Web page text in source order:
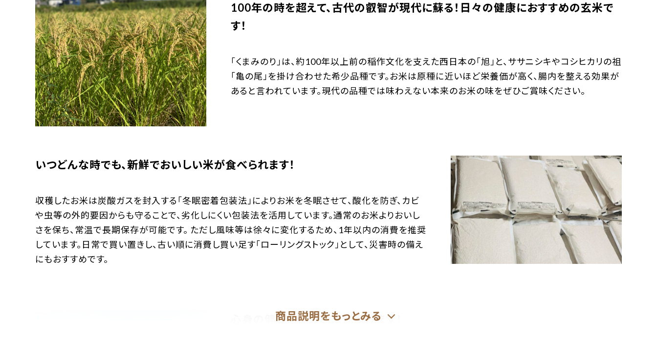
100年の時を超えて、古代の叡智が現代に蘇る！日々の健康におすすめの玄米で
す！
「くまみのり」は、約100年以上前の稲作文化を支えた西日本の「旭」と、ササニシキやコシヒカリの祖
「亀の尾」を掛け合わせた希少品種です。お米は原種に近いほど栄養価が高く、腸内を整える効果が
あると言われています。現代の品種では味わえない本来のお米の味をぜひご賞味ください。
いつどんな時でも、新鮮でおいしい米が食べられます！
収穫したお米は炭酸ガスを封入する「冬眠密着包装法」によりお米を冬眠させて、酸化を防ぎ、カビ
や虫等の外的要因からも守ることで、劣化しにくい包装法を活用しています。通常のお米よりおいし
さを保ち、常温で長期保存が可能です。 ただし風味等は徐々に変化するため、1年以内の消費を推奨
しています。日常で買い置きし、古い順に消費し買い足す「ローリングストック」として、災害時の備え
にもおすすめです。
心身の健康を高波動米が届けます！